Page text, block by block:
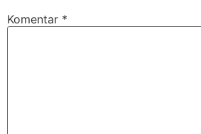
Komentar *